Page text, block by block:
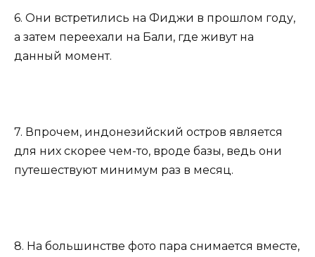
6. Они встретились на Фиджи в прошлом году,
а затем переехали на Бали, где живут на
данный момент.
7. Впрочем, индонезийский остров является
для них скорее чем-то, вроде базы, ведь они
путешествуют минимум раз в месяц.
8. На большинстве фото пара снимается вместе,